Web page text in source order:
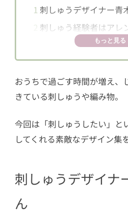
1 刺しゅうデザイナー青
2 刺しゅう経験者はアレ
もっと見る
おうちで過ごす時間が増え、
きている刺しゅうや編み物。
今回は「刺しゅうしたい」と
してくれる素敵なデザイン集
刺しゅうデザイナ
ん